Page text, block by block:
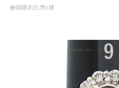
静岡県浜松市S様